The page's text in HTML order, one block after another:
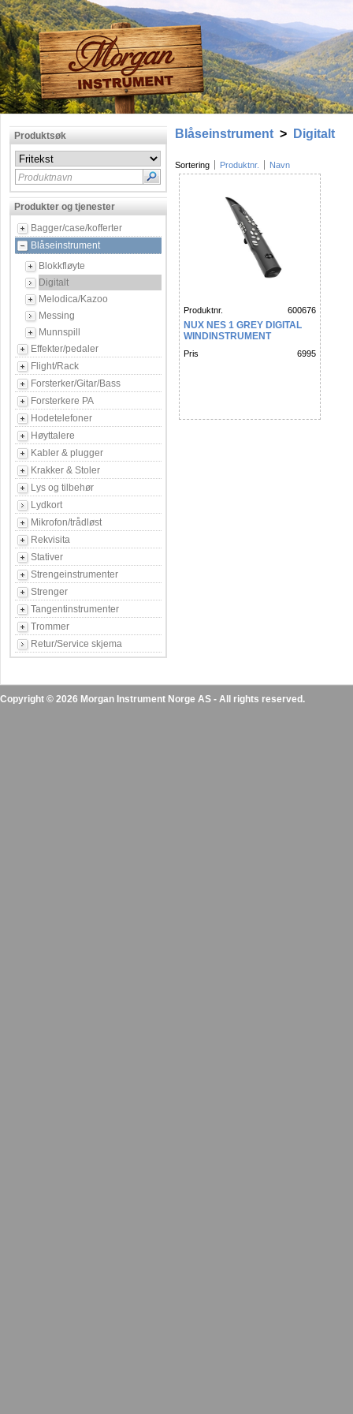
Produktsøk
Produktnavn
Produkter og tjenester
Bagger/case/kofferter
Blåseinstrument
Blokkfløyte
Digitalt
Melodica/Kazoo
Messing
Munnspill
Effekter/pedaler
Flight/Rack
Forsterker/Gitar/Bass
Forsterkere PA
Hodetelefoner
Høyttalere
Kabler & plugger
Krakker & Stoler
Lys og tilbehør
Lydkort
Mikrofon/trådløst
Rekvisita
Stativer
Strengeinstrumenter
Strenger
Tangentinstrumenter
Trommer
Retur/Service skjema
Blåseinstrument > Digitalt
Sortering Produktnr. Navn
Produktnr. 600676
NUX NES 1 GREY DIGITAL
WINDINSTRUMENT
Pris 6995
Copyright © 2026 Morgan Instrument Norge AS - All rights reserved.